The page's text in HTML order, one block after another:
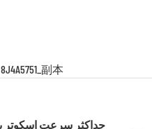
8J4A5751_副本